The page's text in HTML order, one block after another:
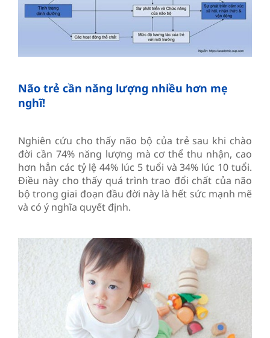
Não trẻ cần năng lượng nhiều hơn mẹ
nghĩ!
Nghiên cứu cho thấy não bộ của trẻ sau khi chào
đời cần 74% năng lượng mà cơ thể thu nhận, cao
hơn hẳn các tỷ lệ 44% lúc 5 tuổi và 34% lúc 10 tuổi.
Điều này cho thấy quá trình trao đổi chất của não
bộ trong giai đoạn đầu đời này là hết sức mạnh mẽ
và có ý nghĩa quyết định.